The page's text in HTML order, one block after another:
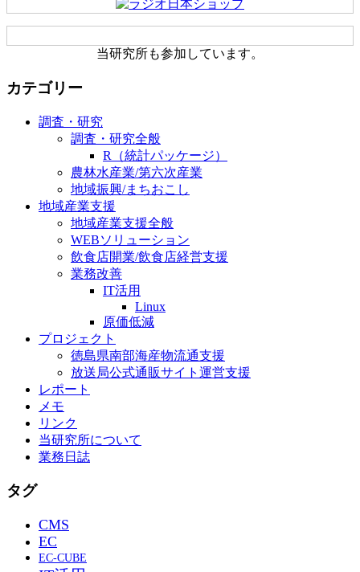
当研究所も参加しています。
カテゴリー
調査・研究
調査・研究全般
R（統計パッケージ）
農林水産業/第六次産業
地域振興/まちおこし
地域産業支援
地域産業支援全般
WEBソリューション
飲食店開業/飲食店経営支援
業務改善
IT活用
Linux
原価低減
プロジェクト
徳島県南部海産物流通支援
放送局公式通販サイト運営支援
レポート
メモ
リンク
当研究所について
業務日誌
タグ
CMS
EC
EC-CUBE